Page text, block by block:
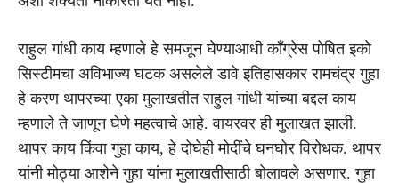
राहुल गांधी काय म्हणाले हे समजून घेण्याआधी काँग्रेस पोषित इको
सिस्टीमचा अविभाज्य घटक असलेले डावे इतिहासकार रामचंद्र गुहा
हे करण थापरच्या एका मुलाखतीत राहुल गांधी यांच्या बद्दल काय
म्हणाले ते जाणून घेणे महत्वाचे आहे. वायरवर ही मुलाखत झाली.
थापर काय किंवा गुहा काय, हे दोघेही मोदींचे घनघोर विरोधक. थापर
यांनी मोठ्या आशेने गुहा यांना मुलाखतीसाठी बोलावले असणार. गुहा